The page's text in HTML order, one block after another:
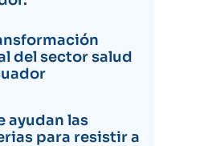
del sector salud
ayudan las
para resistir a